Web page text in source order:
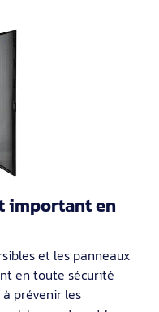
important en
et les panneaux
en toute sécurité
prévenir les